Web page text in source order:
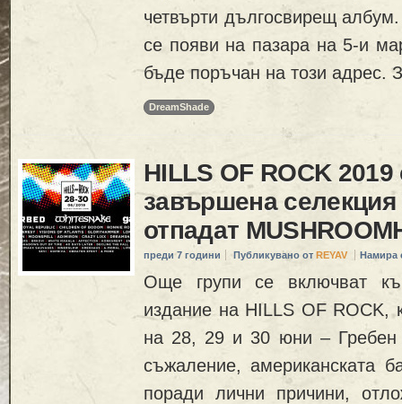
четвърти дългосвирещ
се появи на пазара на 5-и
бъде поръчан на този адрес.
DreamShade
HILLS OF ROCK 2019
завършена селекция
отпадат
преди 7 години Публикувано от REYAV Намира
Още групи се включват
издание на HILLS OF ROCK,
на 28, 29 и 30 юни –
съжаление, американската
поради лични причини,